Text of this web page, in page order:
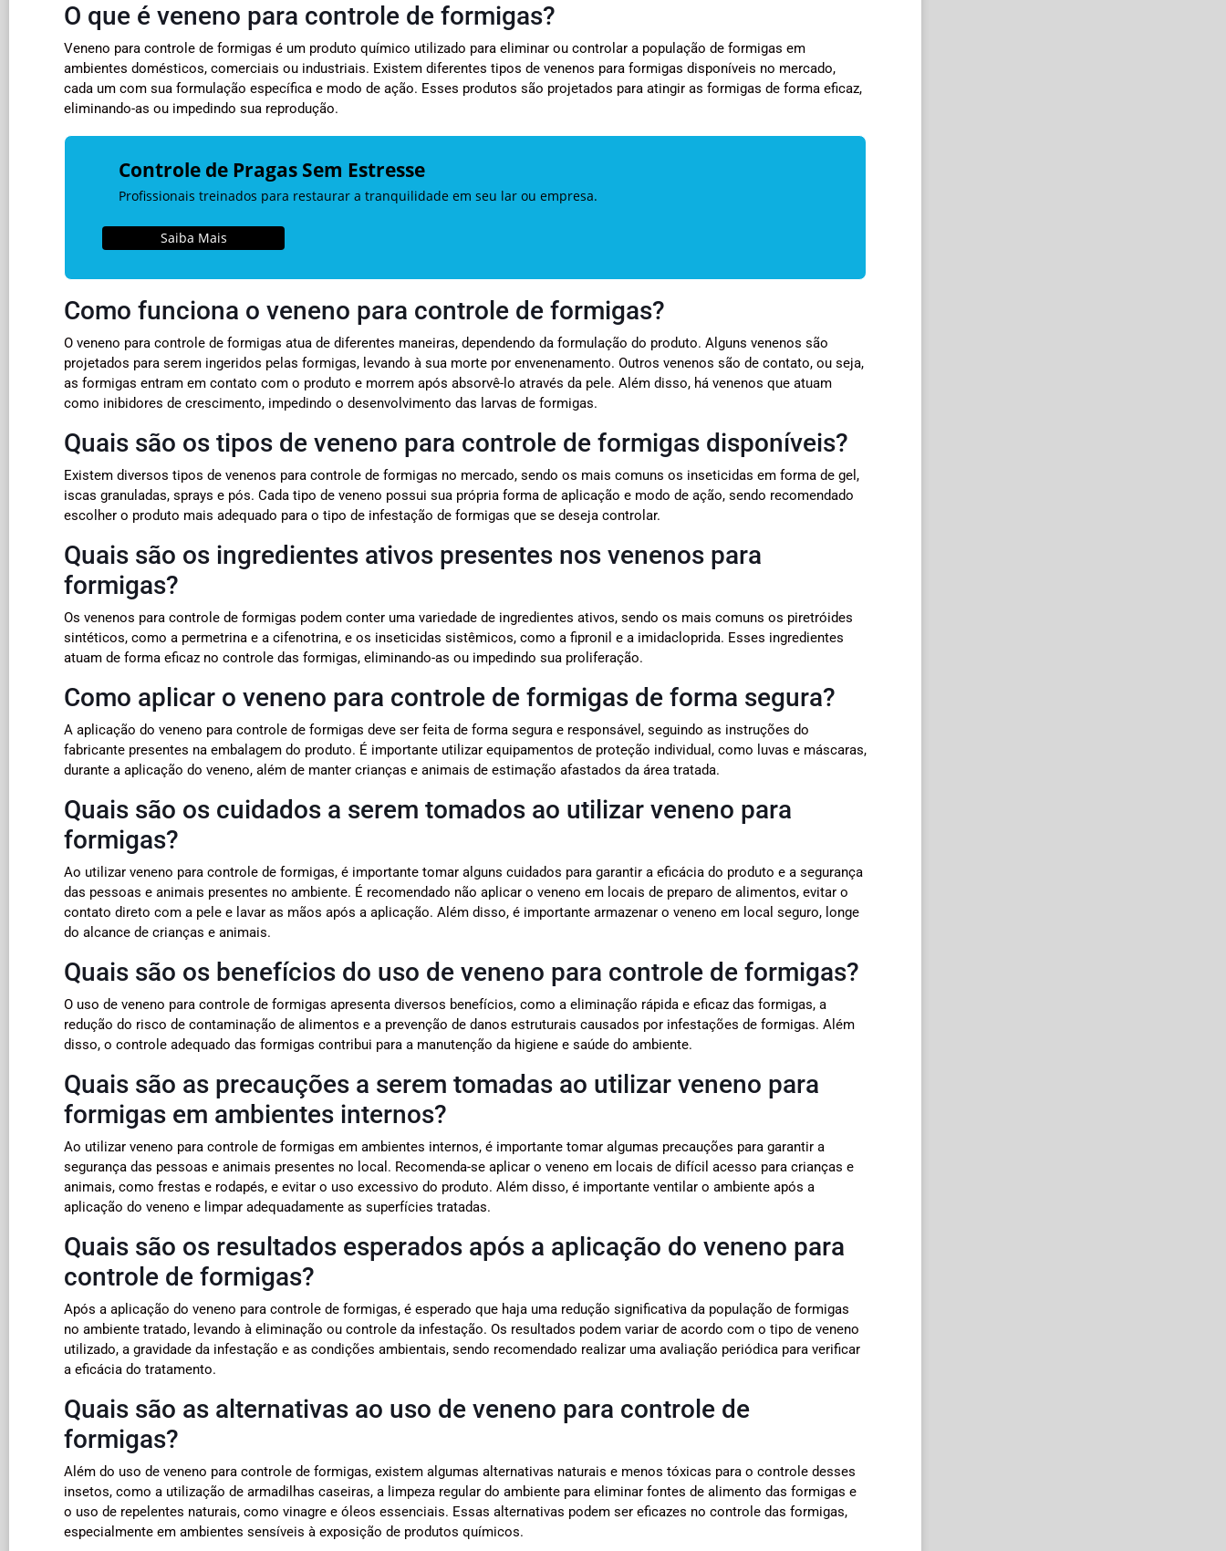
O que é veneno para controle de formigas?
Veneno para controle de formigas é um produto químico utilizado para eliminar ou controlar a população de formigas em
ambientes domésticos, comerciais ou industriais. Existem diferentes tipos de venenos para formigas disponíveis no mercado,
cada um com sua formulação específica e modo de ação. Esses produtos são projetados para atingir as formigas de forma eficaz,
eliminando-as ou impedindo sua reprodução.
Controle de Pragas Sem Estresse
Profissionais treinados para restaurar a tranquilidade em seu lar ou empresa.
Saiba Mais
Como funciona o veneno para controle de formigas?
O veneno para controle de formigas atua de diferentes maneiras, dependendo da formulação do produto. Alguns venenos são
projetados para serem ingeridos pelas formigas, levando à sua morte por envenenamento. Outros venenos são de contato, ou seja,
as formigas entram em contato com o produto e morrem após absorvê-lo através da pele. Além disso, há venenos que atuam
como inibidores de crescimento, impedindo o desenvolvimento das larvas de formigas.
Quais são os tipos de veneno para controle de formigas disponíveis?
Existem diversos tipos de venenos para controle de formigas no mercado, sendo os mais comuns os inseticidas em forma de gel,
iscas granuladas, sprays e pós. Cada tipo de veneno possui sua própria forma de aplicação e modo de ação, sendo recomendado
escolher o produto mais adequado para o tipo de infestação de formigas que se deseja controlar.
Quais são os ingredientes ativos presentes nos venenos para
formigas?
Os venenos para controle de formigas podem conter uma variedade de ingredientes ativos, sendo os mais comuns os piretróides
sintéticos, como a permetrina e a cifenotrina, e os inseticidas sistêmicos, como a fipronil e a imidacloprida. Esses ingredientes
atuam de forma eficaz no controle das formigas, eliminando-as ou impedindo sua proliferação.
Como aplicar o veneno para controle de formigas de forma segura?
A aplicação do veneno para controle de formigas deve ser feita de forma segura e responsável, seguindo as instruções do
fabricante presentes na embalagem do produto. É importante utilizar equipamentos de proteção individual, como luvas e máscaras,
durante a aplicação do veneno, além de manter crianças e animais de estimação afastados da área tratada.
Quais são os cuidados a serem tomados ao utilizar veneno para
formigas?
Ao utilizar veneno para controle de formigas, é importante tomar alguns cuidados para garantir a eficácia do produto e a segurança
das pessoas e animais presentes no ambiente. É recomendado não aplicar o veneno em locais de preparo de alimentos, evitar o
contato direto com a pele e lavar as mãos após a aplicação. Além disso, é importante armazenar o veneno em local seguro, longe
do alcance de crianças e animais.
Quais são os benefícios do uso de veneno para controle de formigas?
O uso de veneno para controle de formigas apresenta diversos benefícios, como a eliminação rápida e eficaz das formigas, a
redução do risco de contaminação de alimentos e a prevenção de danos estruturais causados por infestações de formigas. Além
disso, o controle adequado das formigas contribui para a manutenção da higiene e saúde do ambiente.
Quais são as precauções a serem tomadas ao utilizar veneno para
formigas em ambientes internos?
Ao utilizar veneno para controle de formigas em ambientes internos, é importante tomar algumas precauções para garantir a
segurança das pessoas e animais presentes no local. Recomenda-se aplicar o veneno em locais de difícil acesso para crianças e
animais, como frestas e rodapés, e evitar o uso excessivo do produto. Além disso, é importante ventilar o ambiente após a
aplicação do veneno e limpar adequadamente as superfícies tratadas.
Quais são os resultados esperados após a aplicação do veneno para
controle de formigas?
Após a aplicação do veneno para controle de formigas, é esperado que haja uma redução significativa da população de formigas
no ambiente tratado, levando à eliminação ou controle da infestação. Os resultados podem variar de acordo com o tipo de veneno
utilizado, a gravidade da infestação e as condições ambientais, sendo recomendado realizar uma avaliação periódica para verificar
a eficácia do tratamento.
Quais são as alternativas ao uso de veneno para controle de
formigas?
Além do uso de veneno para controle de formigas, existem algumas alternativas naturais e menos tóxicas para o controle desses
insetos, como a utilização de armadilhas caseiras, a limpeza regular do ambiente para eliminar fontes de alimento das formigas e
o uso de repelentes naturais, como vinagre e óleos essenciais. Essas alternativas podem ser eficazes no controle das formigas,
especialmente em ambientes sensíveis à exposição de produtos químicos.